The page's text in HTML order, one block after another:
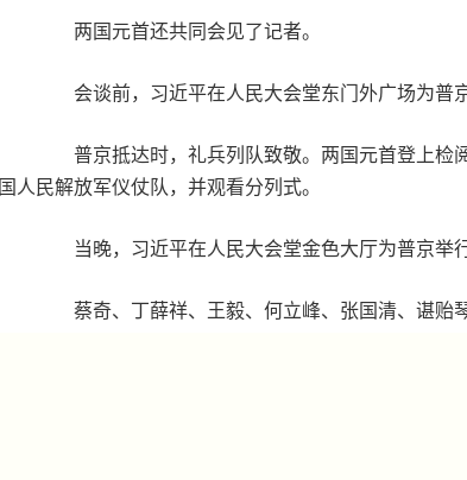
两国元首还共同会见了记者。
会谈前，习近平在人民大会堂东门外广场为普京
普京抵达时，礼兵列队致敬。两国元首登上检阅
国人民解放军仪仗队，并观看分列式。
当晚，习近平在人民大会堂金色大厅为普京举行
蔡奇、丁薛祥、王毅、何立峰、张国清、谌贻琴